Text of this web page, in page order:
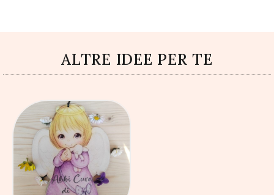
ALTRE IDEE PER TE
AGGIUNGI AL
CARRELLO